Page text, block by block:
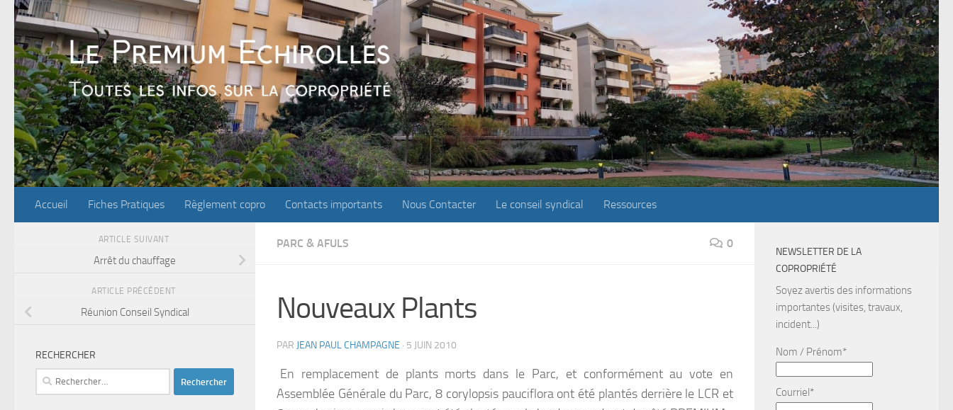
Skip to content
Accueil Fiches Pratiques Règlement copro Contacts importants Nous Contacter Le conseil syndical Ressources
PARC & AFULS 0
Nouveaux Plants
PAR JEAN PAUL CHAMPAGNE · 5 JUIN 2010
En remplacement de plants morts dans le Parc, et conformément au vote en
Assemblée Générale du Parc, 8 corylopsis pauciflora ont été plantés derrière le LCR et
ARTICLE SUIVANT
Arrêt du chauffage
ARTICLE PRÉCÉDENT
Réunion Conseil Syndical
RECHERCHER
Rechercher :
NEWSLETTER DE LA
COPROPRIÉTÉ
Soyez avertis des informations
importantes (visites, travaux,
incident...)
Nom / Prénom*
Courriel*